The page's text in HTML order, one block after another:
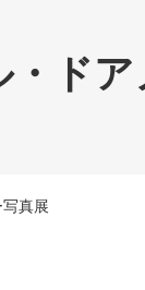
・ド
真展